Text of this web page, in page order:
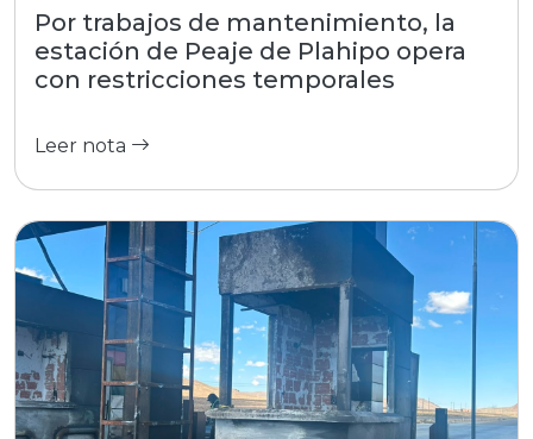
Por trabajos de mantenimiento, la
estación de Peaje de Plahipo opera
con restricciones temporales
Leer nota